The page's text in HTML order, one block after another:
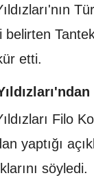
belirten
etti.
Filo
yaptığı
söyledi.